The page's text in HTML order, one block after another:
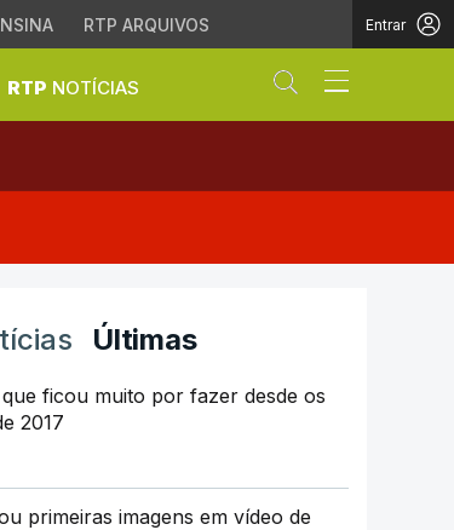
RTP ARQUIVOS Entrar
RTP NOTÍCIAS Abrir campo
Últimas
que ficou muito por fazer desde os
2017
primeiras imagens em vídeo de